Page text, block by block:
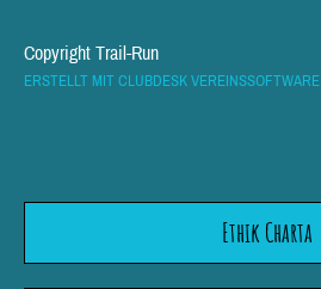
Copyright Trail-Run
ERSTELLT MIT CLUBDESK VEREINSSOFTWARE
Ethik Charta